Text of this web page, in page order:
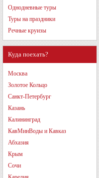
Однодневные туры
Туры на праздники
Речные круизы
Куда поехать?
Москва
Золотое Кольцо
Санкт-Петербург
Казань
Калининград
КавМинВоды и Кавказ
Абхазия
Крым
Сочи